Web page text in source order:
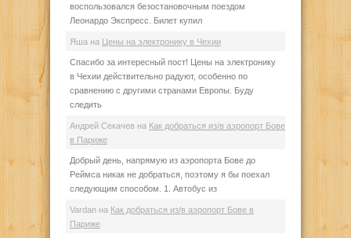
воспользовался безостановочным поездом
Леонардо Экспресс. Билет купил
Яша на Цены на электронику в Чехии
Спасибо за интересный пост! Цены на электронику
в Чехии действительно радуют, особенно по
сравнению с другими странами Европы. Буду
следить
Андрей Секачев на Как добраться из/в аэропорт Бове
в Париже
Добрый день, напрямую из аэропорта Бове до
Реймса никак не добраться, поэтому я бы поехал
следующим способом. 1. Автобус из
Vardan на Как добраться из/в аэропорт Бове в
Париже